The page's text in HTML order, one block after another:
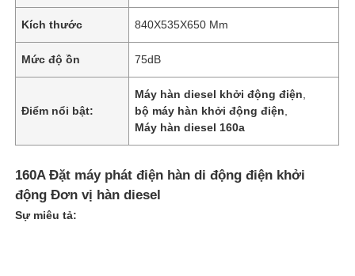
Kích thước 840X535X650 Mm
Mức độ ồn 75dB
Điểm nổi bật:
Máy hàn diesel khởi động điện
bộ máy hàn khởi động điện
Máy hàn diesel 160a
160A Đặt máy phát điện hàn di động điện khởi
động Đơn vị hàn diesel
Sự miêu tả: